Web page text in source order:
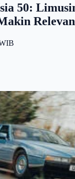
50:
Relevan